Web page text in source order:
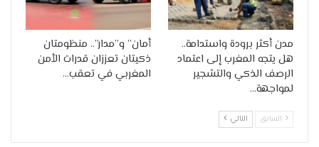
مدن أكثر برودة واستدامة..
هل يتجه المغرب إلى اعتماد
الرصف الذكي والتشجير
لمواجهة…
أمان” و”مدار”.. منظومتان
ذكيتان تعززان قدرات الأمن
المغربي في تعقب…
السابق التالي